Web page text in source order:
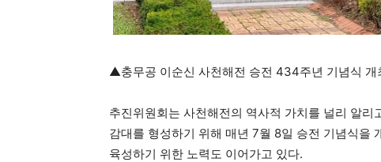
▲충무공 이순신 사천해전 승전 434주년 기념식 개
추진위원회는 사천해전의 역사적 가치를 널리 알
감대를 형성하기 위해 매년 7월 8일 승전 기념식을
육성하기 위한 노력도 이어가고 있다.